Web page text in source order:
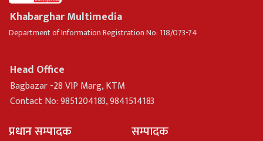
Khabarghar Multimedia
Department of Information Registration No: 118/073-74
Head Office
Bagbazar -28 VIP Marg, KTM
Contact No: 9851204183, 9841514183
प्रधान सम्पादक सम्पादक